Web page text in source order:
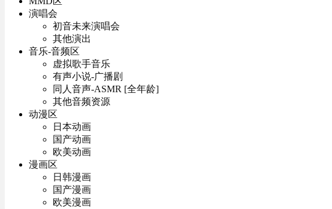
演唱会
初音未来演唱会
其他演出
音乐-音频区
虚拟歌手音乐
有声小说-广播剧
同人音声-ASMR [全年龄]
其他音频资源
动漫区
日本动画
国产动画
欧美动画
漫画区
日韩漫画
国产漫画
欧美漫画